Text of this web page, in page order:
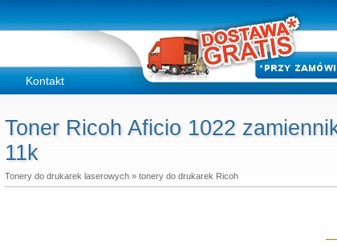
Kontakt
Toner Ricoh Aficio 1022
11k
Tonery do drukarek laserowych » tonery do drukarek Ricoh